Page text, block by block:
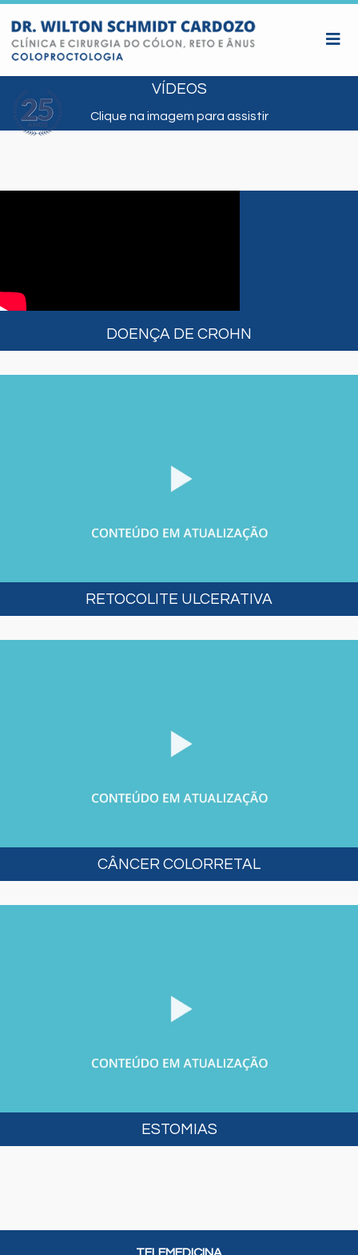
VÍDEOS
Clique na imagem para assistir
DOENÇA DE CROHN
RETOCOLITE ULCERATIVA
CÂNCER COLORRETAL
ESTOMIAS